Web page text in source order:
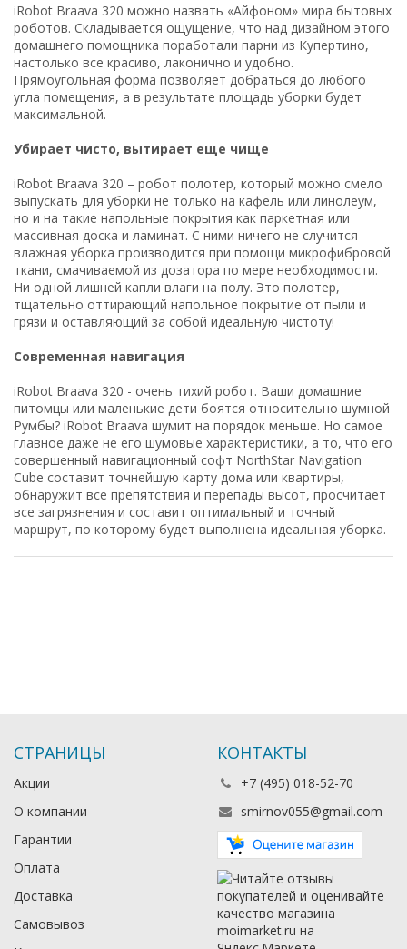
iRobot Braava 320 можно назвать «Айфоном» мира бытовых
роботов. Складывается ощущение, что над дизайном этого
домашнего помощника поработали парни из Купертино,
настолько все красиво, лаконично и удобно.
Прямоугольная форма позволяет добраться до любого
угла помещения, а в результате площадь уборки будет
максимальной.
Убирает чисто, вытирает еще чище
iRobot Braava 320 – робот полотер, который можно смело
выпускать для уборки не только на кафель или линолеум,
но и на такие напольные покрытия как паркетная или
массивная доска и ламинат. С ними ничего не случится –
влажная уборка производится при помощи микрофибровой
ткани, смачиваемой из дозатора по мере необходимости.
Ни одной лишней капли влаги на полу. Это полотер,
тщательно оттирающий напольное покрытие от пыли и
грязи и оставляющий за собой идеальную чистоту!
Современная навигация
iRobot Braava 320 - очень тихий робот. Ваши домашние
питомцы или маленькие дети боятся относительно шумной
Румбы? iRobot Braava шумит на порядок меньше. Но самое
главное даже не его шумовые характеристики, а то, что его
совершенный навигационный софт NorthStar Navigation
Cube составит точнейшую карту дома или квартиры,
обнаружит все препятствия и перепады высот, просчитает
все загрязнения и составит оптимальный и точный
маршрут, по которому будет выполнена идеальная уборка.
СТРАНИЦЫ
Акции
О компании
Гарантии
Оплата
Доставка
Самовывоз
КОНТАКТЫ
+7 (495) 018-52-70
smirnov055@gmail.com